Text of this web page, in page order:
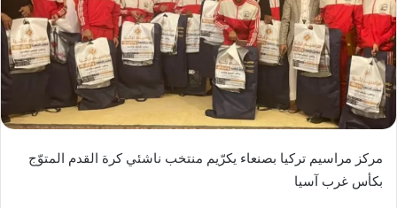
مركز مراسيم تركيا بصنعاء يكرّيم منتخب ناشئي كرة القدم المتوّج
بكأس غرب آسيا